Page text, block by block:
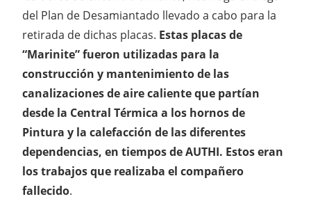
del Plan de Desamiantado llevado a cabo para la
retirada de dichas placas. Estas placas de
“Marinite” fueron utilizadas para la
construcción y mantenimiento de las
canalizaciones de aire caliente que partían
desde la Central Térmica a los hornos de
Pintura y la calefacción de las diferentes
dependencias, en tiempos de AUTHI. Estos eran
los trabajos que realizaba el compañero
fallecido.